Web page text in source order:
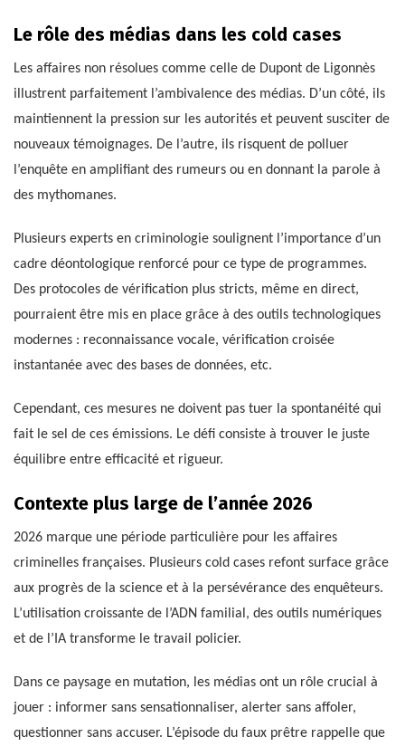
Le rôle des médias dans les cold cases
Les affaires non résolues comme celle de Dupont de Ligonnès
illustrent parfaitement l’ambivalence des médias. D’un côté, ils
maintiennent la pression sur les autorités et peuvent susciter de
nouveaux témoignages. De l’autre, ils risquent de polluer
l’enquête en amplifiant des rumeurs ou en donnant la parole à
des mythomanes.
Plusieurs experts en criminologie soulignent l’importance d’un
cadre déontologique renforcé pour ce type de programmes.
Des protocoles de vérification plus stricts, même en direct,
pourraient être mis en place grâce à des outils technologiques
modernes : reconnaissance vocale, vérification croisée
instantanée avec des bases de données, etc.
Cependant, ces mesures ne doivent pas tuer la spontanéité qui
fait le sel de ces émissions. Le défi consiste à trouver le juste
équilibre entre efficacité et rigueur.
Contexte plus large de l’année 2026
2026 marque une période particulière pour les affaires
criminelles françaises. Plusieurs cold cases refont surface grâce
aux progrès de la science et à la persévérance des enquêteurs.
L’utilisation croissante de l’ADN familial, des outils numériques
et de l’IA transforme le travail policier.
Dans ce paysage en mutation, les médias ont un rôle crucial à
jouer : informer sans sensationnaliser, alerter sans affoler,
questionner sans accuser. L’épisode du faux prêtre rappelle que